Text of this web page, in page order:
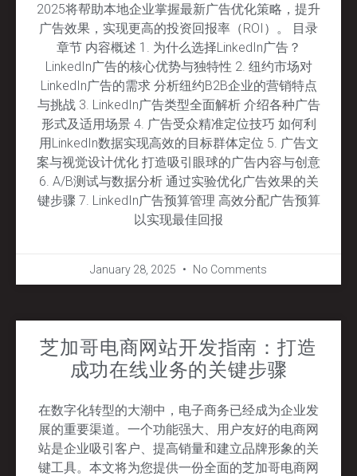
2025将帮助本地企业掌握最新广告优化策略，提升
广告效果，实现更高的投资回报率（ROI）。 目录
章节 内容概述 1. 为什么选择LinkedIn广告？
LinkedIn广告的核心优势与独特性 2. 纽约市场对
LinkedIn广告的需求 分析纽约B2B企业的营销特点
与挑战 3. LinkedIn广告类型全面解析 介绍各种广告
形式及适用场景 4. 广告受众精准定位技巧 如何利
用LinkedIn数据实现高效的目标群体定位 5. 广告文
案与视觉设计优化 打造吸引眼球的广告内容与创意
6. A/B测试与数据分析 通过实验优化广告效果的关
键步骤 7. LinkedIn广告预算管理 高效分配广告预算
以实现最佳回报
January 28, 2025 No Comments
芝加哥电商网站开发指南：打造
成功在线业务的关键步骤
在数字化转型的大潮中，电子商务已经成为企业发
展的重要渠道。一个功能强大、用户友好的电商网
站是企业吸引客户、提高销量和建立品牌形象的关
键工具。本文将为您提供一份全面的芝加哥电商网